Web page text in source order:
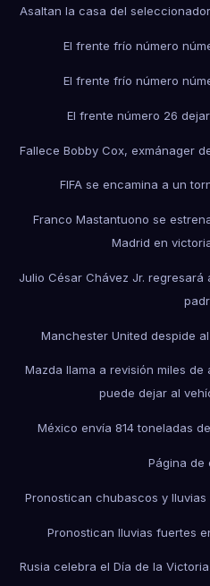
Asaltan la casa del
El frente frío número
El frente frío número
El frente número 26
Fallece Bobby Cox, exmánager
FIFA se encamina a un
Franco Mastantuono se
Madrid en
Julio César Chávez Jr.
Manchester United despide
Mazda llama a revisión miles
puede dejar al
México envía 814 toneladas
Página de
Pronostican chubascos y
Pronostican lluvias fuertes
Rusia celebra el Día de la